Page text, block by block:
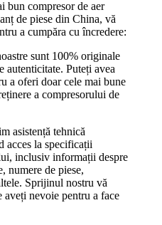
bun compresor de aer
de piese din China, vă
a cumpăra cu încredere:
sunt 100% originale
autenticitate. Puteți avea
a oferi doar cele mai bune
a compresorului de
asistență tehnică
acces la specificații
inclusiv informații despre
numere de piese,
Sprijinul nostru vă
aveți nevoie pentru a face